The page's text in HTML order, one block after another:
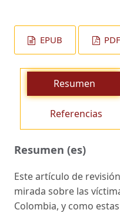
EPUB PDF
Resumen
Referencias
Resumen (es)
Este artículo de
mirada sobre las
Colombia, y como